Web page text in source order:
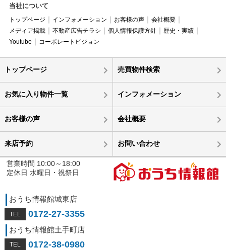
当社について
トップページ インフォメーション お客様の声
会社概要
メディア掲載
不動産広告チラシ 個人情報保護方針
歴史・実績
Youtube
コーポレートビジョン
トップページ 売買物件検索
お気に入り物件一覧 インフォメーション
お客様の声 会社概要
来店予約 お問い合わせ
営業時間 10:00～18:00
定休日 水曜日・祝祭日
おうち情報館城東店
0172-27-3355
おうち情報館土手町店
0172-38-0980